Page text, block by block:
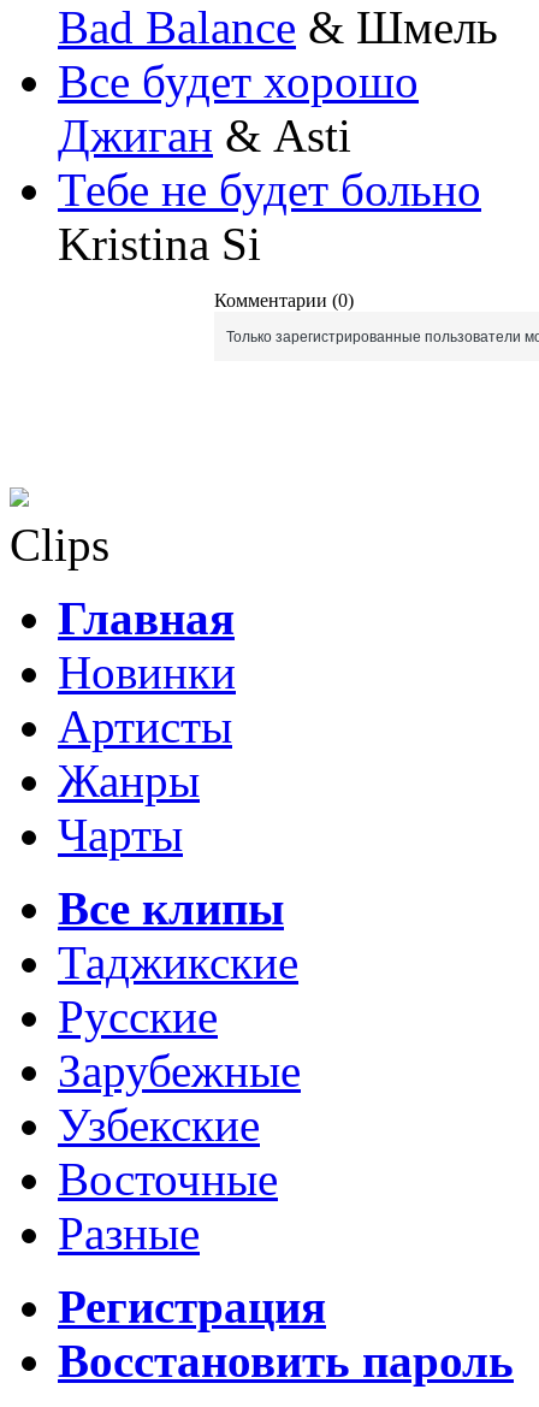
Bad Balance & Шмель
Все будет хорошо
Джиган & Asti
Тебе не будет больно
Kristina Si
Комментарии (0)
Только зарегистрированные пользователи
Clips
Главная
Новинки
Артисты
Жанры
Чарты
Все клипы
Таджикские
Русские
Зарубежные
Узбекские
Восточные
Разные
Регистрация
Восстановить пароль